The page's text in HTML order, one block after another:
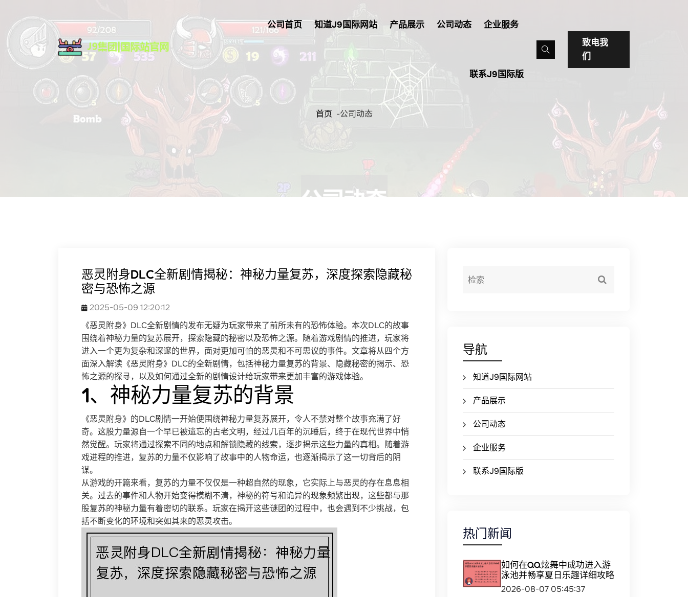
公司首页 知道J9国际网站 产品展示 公司动态 企业服务
联系J9国际版
致电我
们
首页 -公司动态
恶灵附身DLC全新剧情揭秘：神秘力量复苏，深度探索隐藏秘
密与恐怖之源
2025-05-09 12:20:12
《恶灵附身》DLC全新剧情的发布无疑为玩家带来了前所未有的恐怖体验。本次DLC的故事
围绕着神秘力量的复苏展开，探索隐藏的秘密以及恐怖之源。随着游戏剧情的推进，玩家将
进入一个更为复杂和深邃的世界，面对更加可怕的恶灵和不可思议的事件。文章将从四个方
面深入解读《恶灵附身》DLC的全新剧情，包括神秘力量复苏的背景、隐藏秘密的揭示、恐
怖之源的探寻，以及如何通过全新的剧情设计给玩家带来更加丰富的游戏体验。
1、神秘力量复苏的背景
《恶灵附身》的DLC剧情一开始便围绕神秘力量复苏展开，令人不禁对整个故事充满了好
奇。这股力量源自一个早已被遗忘的古老文明，经过几百年的沉睡后，终于在现代世界中悄
然觉醒。玩家将通过探索不同的地点和解锁隐藏的线索，逐步揭示这些力量的真相。随着游
戏进程的推进，复苏的力量不仅影响了故事中的人物命运，也逐渐揭示了这一切背后的阴
谋。
从游戏的开篇来看，复苏的力量不仅仅是一种超自然的现象，它实际上与恶灵的存在息息相
关。过去的事件和人物开始变得模糊不清，神秘的符号和诡异的现象频繁出现，这些都与那
股复苏的神秘力量有着密切的联系。玩家在揭开这些谜团的过程中，也会遇到不少挑战，包
括不断变化的环境和突如其来的恶灵攻击。
导航
知道J9国际网站
产品展示
公司动态
企业服务
联系J9国际版
热门新闻
如何在QQ炫舞中成功进入游
泳池并畅享夏日乐趣详细攻略
2026-08-07 05:45:37